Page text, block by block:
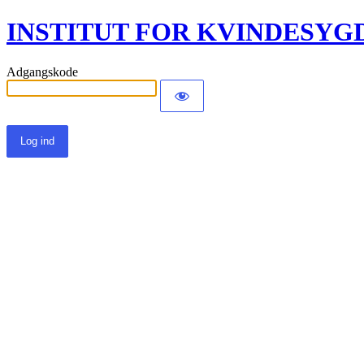
INSTITUT FOR
Adgangskode